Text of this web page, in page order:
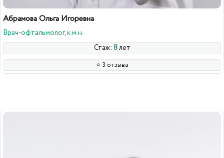
Абрамова Ольга Игоревна
Врач-офтальмолог, к.м.н.
Стаж: 8лет
⭐️ 3 отзыва